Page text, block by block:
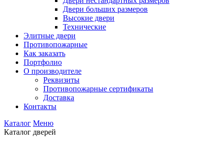
Двери больших размеров
Высокие двери
Технические
Элитные двери
Противопожарные
Как заказать
Портфолио
О производителе
Реквизиты
Противопожарные сертификаты
Доставка
Контакты
Каталог Меню
Каталог дверей